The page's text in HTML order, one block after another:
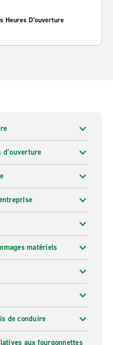
Heures D’ouverture
d’ouverture
matériels
de conduire
aux fourgonnettes